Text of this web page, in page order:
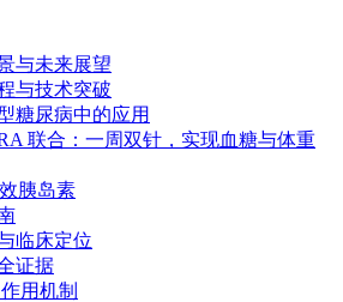
与未来展望
与技术突破
糖尿病中的应用
联合：一周双针，实现血糖与体重
胰岛素
临床定位
证据
用机制